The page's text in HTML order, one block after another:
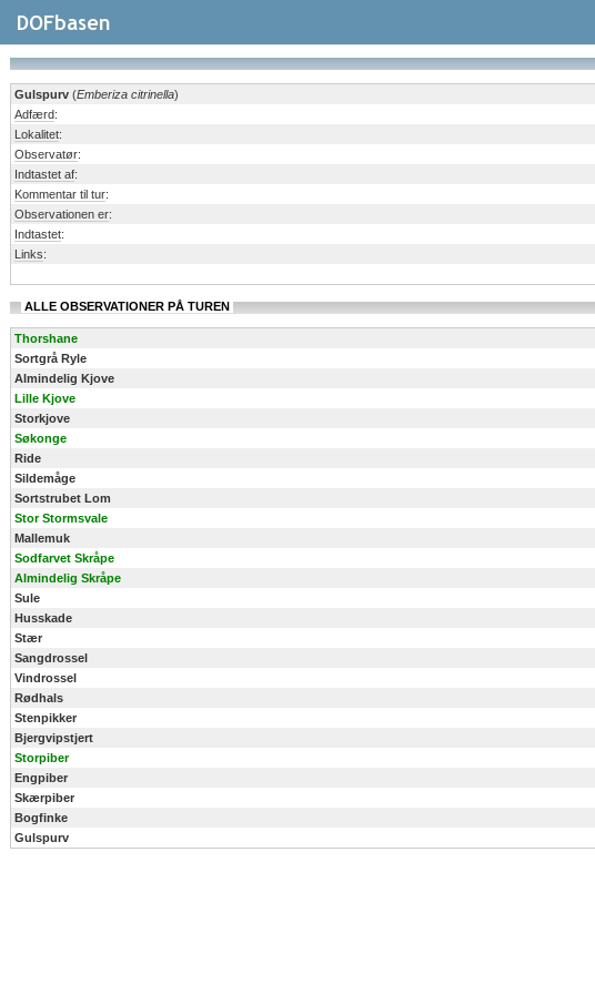
Gulspurv (Emberiza citrinella)
Adfærd:
Lokalitet:
Observatør:
Indtastet af:
Kommentar til tur:
Observationen er:
Indtastet:
Links:
ALLE OBSERVATIONER PÅ TUREN
Thorshane
Sortgrå Ryle
Almindelig Kjove
Lille Kjove
Storkjove
Søkonge
Ride
Sildemåge
Sortstrubet Lom
Stor Stormsvale
Mallemuk
Sodfarvet Skråpe
Almindelig Skråpe
Sule
Husskade
Stær
Sangdrossel
Vindrossel
Rødhals
Stenpikker
Bjergvipstjert
Storpiber
Engpiber
Skærpiber
Bogfinke
Gulspurv